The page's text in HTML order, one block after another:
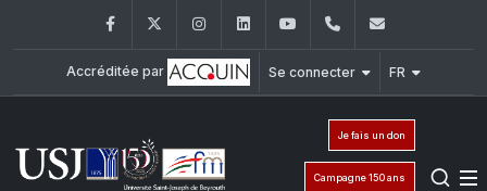
FacebookTwitter InstagramLinkedInYouTube+961 (1) 421 235
Accréditée par Se connecter FR
Je fais un don
Campagne 150 ans